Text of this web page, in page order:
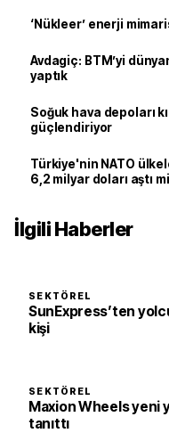
‘Nükleer’ enerji
Avdagiç: BTM’yi
yaptık
Soğuk hava depoları
güçlendiriyor
Türkiye'nin NATO
6,2 milyar doları aştı
İlgili Haberler
SEKTÖREL
SunExpress’ten
kişi
SEKTÖREL
Maxion Wheels yeni
tanıttı